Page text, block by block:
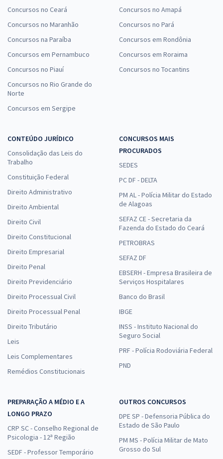
Concursos no Ceará
Concursos no Maranhão
Concursos na Paraíba
Concursos em Pernambuco
Concursos no Piauí
Concursos no Rio Grande do
Norte
Concursos em Sergipe
Concursos no Amapá
Concursos no Pará
Concursos em Rondônia
Concursos em Roraima
Concursos no Tocantins
CONTEÚDO JURÍDICO
Consolidação das Leis do
Trabalho
Constituição Federal
Direito Administrativo
Direito Ambiental
Direito Civil
Direito Constitucional
Direito Empresarial
Direito Penal
Direito Previdenciário
Direito Processual Civil
Direito Processual Penal
Direito Tributário
Leis
Leis Complementares
Remédios Constitucionais
CONCURSOS MAIS
PROCURADOS
SEDES
PC DF - DELTA
PM AL - Polícia Militar do Estado
de Alagoas
SEFAZ CE - Secretaria da
Fazenda do Estado do Ceará
PETROBRAS
SEFAZ DF
EBSERH - Empresa Brasileira de
Serviços Hospitalares
Banco do Brasil
IBGE
INSS - Instituto Nacional do
Seguro Social
PRF - Polícia Rodoviária Federal
PND
PREPARAÇÃO A MÉDIO E A
LONGO PRAZO
CRP SC - Conselho Regional de
Psicologia - 12ª Região
SEDF - Professor Temporário
OUTROS CONCURSOS
DPE SP - Defensoria Pública do
Estado de São Paulo
PM MS - Polícia Militar de Mato
Grosso do Sul